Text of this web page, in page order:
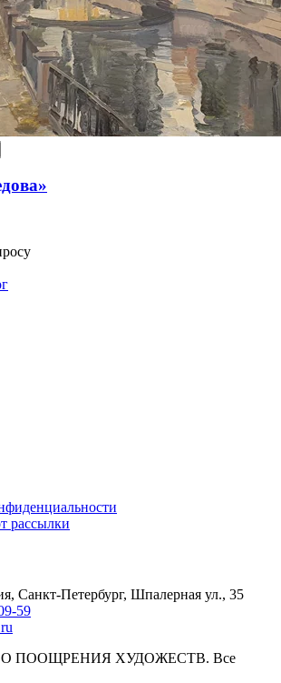
рассылки
Санкт-Петербург, Шпалерная ул., 35
59
ПООЩРЕНИЯ ХУДОЖЕСТВ. Все